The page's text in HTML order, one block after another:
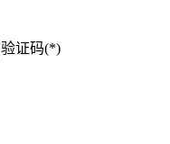
验证码(*)